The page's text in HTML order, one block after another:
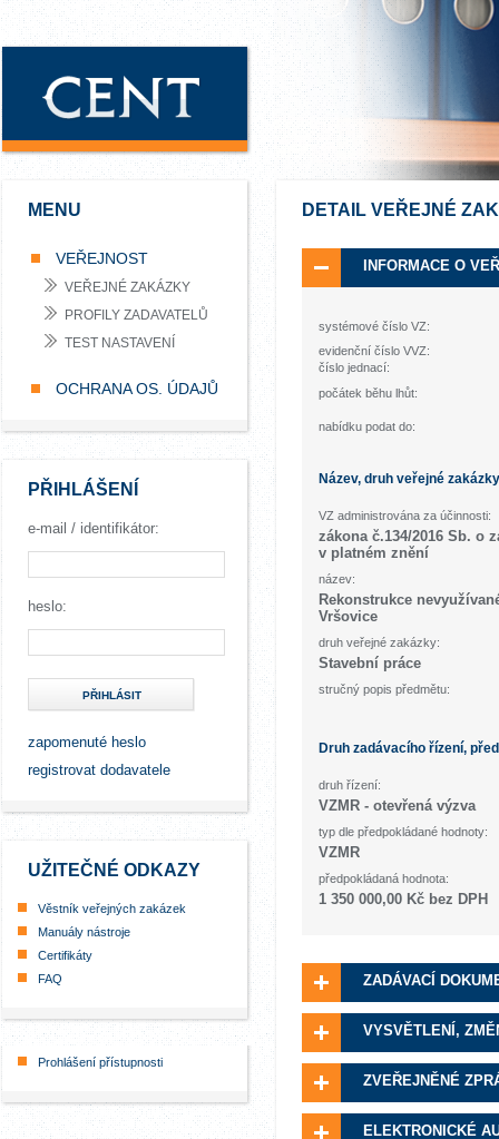
MENU
VEŘEJNOST
VEŘEJNÉ ZAKÁZKY
PROFILY ZADAVATELŮ
TEST NASTAVENÍ
OCHRANA OS. ÚDAJŮ
PŘIHLÁŠENÍ
e-mail / identifikátor:
heslo:
PŘIHLÁSIT
zapomenuté heslo
registrovat dodavatele
UŽITEČNÉ ODKAZY
Věstník veřejných zakázek
Manuály nástroje
Certifikáty
FAQ
Prohlášení přístupnosti
DETAIL VEŘEJNÉ
INFORMACE O
systémové číslo VZ:
evidenční číslo VVZ:
číslo jednací:
počátek běhu lhůt:
nabídku podat do:
Název, druh veřejné
VZ administrována za účinnosti:
zákona č.134/2016 Sb. o
v platném znění
název:
Rekonstrukce
Vršovice
druh veřejné zakázky:
Stavební práce
stručný popis předmětu:
Druh zadávacího řízení,
druh řízení:
VZMR - otevřená výzva
typ dle předpokládané hodnoty:
VZMR
předpokládaná hodnota:
1 350 000,00 Kč bez DPH
ZADÁVACÍ
VYSVĚTLENÍ,
ZVEŘEJNĚNÉ
ELEKTRONICKÉ